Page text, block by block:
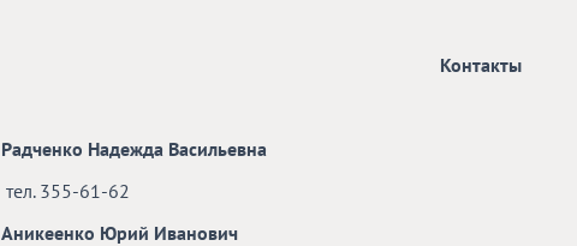
Контакты
Радченко Надежда Васильевна
тел. 355-61-62
Аникеенко Юрий Иванович